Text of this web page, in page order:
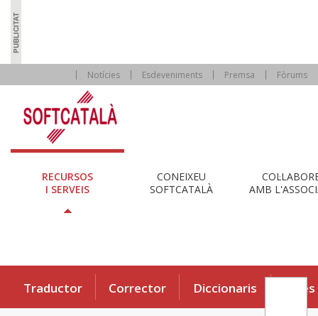
Notícies Esdeveniments Premsa Fòrums
RECURSOS
I SERVEIS
CONEIXEU
SOFTCATALÀ
AMB
Traductor Corrector Diccionaris Eines